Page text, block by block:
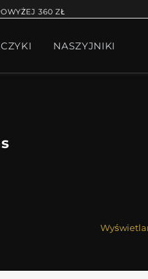
360 ZŁ
NOGĘ BRANSOLETKI
NASZYJNIKI